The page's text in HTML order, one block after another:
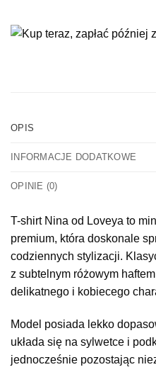
OPIS
INFORMACJE DODATKOWE
OPINIE (0)
T-shirt Nina od Loveya to
premium, która doskonale
codziennych stylizacji.
z subtelnym różowym
delikatnego i kobiecego
Model posiada lekko
układa się na sylwetce i
jednocześnie pozostając